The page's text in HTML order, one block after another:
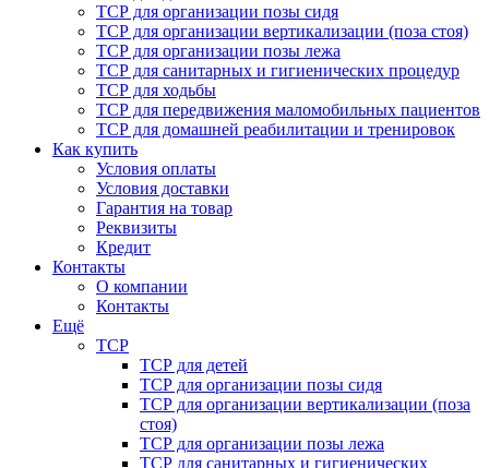
ТСР для организации позы сидя
ТСР для организации вертикализации (поза стоя)
ТСР для организации позы лежа
ТСР для санитарных и гигиенических процедур
ТСР для ходьбы
ТСР для передвижения маломобильных пациентов
ТСР для домашней реабилитации и тренировок
Как купить
Условия оплаты
Условия доставки
Гарантия на товар
Реквизиты
Кредит
Контакты
О компании
Контакты
Ещё
ТСР
ТСР для детей
ТСР для организации позы сидя
ТСР для организации вертикализации (поза
стоя)
ТСР для организации позы лежа
ТСР для санитарных и гигиенических